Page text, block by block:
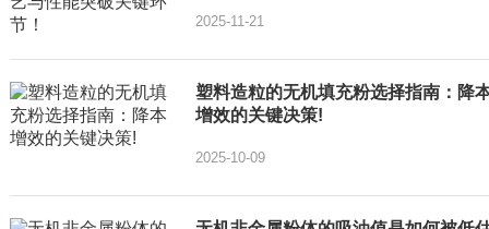
2025-11-21
塑料造粒的无机填充粉选择指南：降
增效的关键决策!
2025-10-09